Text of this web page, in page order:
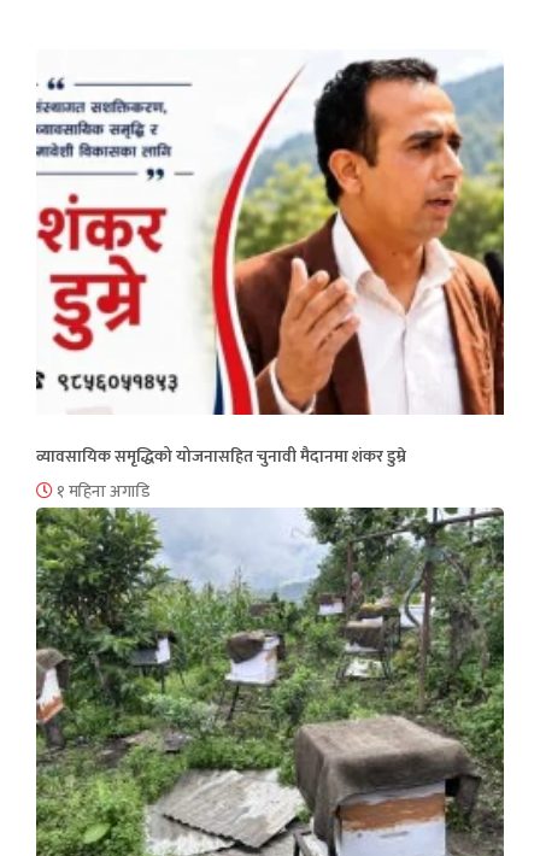
व्यावसायिक समृद्धिको योजनासहित चुनावी मैदानमा शंकर डुम्रे
१ महिना अगाडि